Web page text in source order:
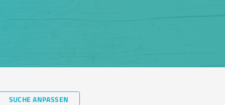
SUCHE ANPASSEN